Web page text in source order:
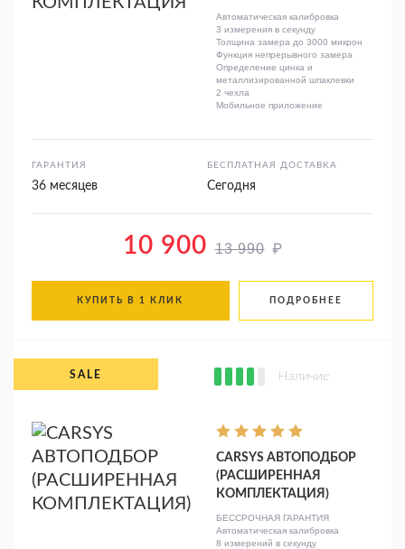
Автоматическая калибровка
3 измерения в секунду
Толщина замера до 3000 микрон
Функция непрерывного замера
Определение цинка и
металлизированной шпаклевки
2 чехла
Мобильное приложение
ГАРАНТИЯ
36 месяцев
БЕСПЛАТНАЯ ДОСТАВКА
Сегодня
10 900 13 990 ₽
КУПИТЬ В 1 КЛИК ПОДРОБНЕЕ
Наличие
CARSYS АВТОПОДБОР
(РАСШИРЕННАЯ
КОМПЛЕКТАЦИЯ)
БЕССРОЧНАЯ ГАРАНТИЯ
Автоматическая калибровка
8 измерений в секунду